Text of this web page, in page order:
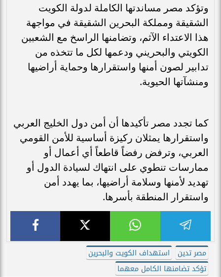
وتؤكد مصر مساندتها الكاملة لدولة الكويت
الشقيقة ومملكة البحرين الشقيقة في مواجهة
هذا الاعتداء الآثم، وتضامنها الراسخ مع الشعبين
الكويتي والبحريني ودعمها لكل ما تتخذه من
تدابير لصون أمنها واستقرارها وحماية أراضيها
ومنشآتها الحيوية.
كما تجدد مصر تأكيدها أن أمن دول الخليج العربي
واستقرارها يمثلان ركيزة أساسية للأمن القومي
العربي، وترفض رفضاً قاطعاً أي أعمال أو
ممارسات تنطوي على انتهاك لسيادة الدول أو
تهديد لأمنها وسلامة أراضيها، بما يهدد أمن
واستقرار المنطقة بأسرها.
مصر تدين
استهداف الكويت والبحرين
تؤكد تضامنها الكامل معهما